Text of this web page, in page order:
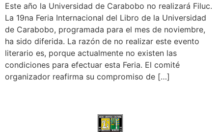
Este año la Universidad de Carabobo no realizará Filuc.
La 19na Feria Internacional del Libro de la Universidad
de Carabobo, programada para el mes de noviembre,
ha sido diferida. La razón de no realizar este evento
literario es, porque actualmente no existen las
condiciones para efectuar esta Feria. El comité
organizador reafirma su compromiso de […]